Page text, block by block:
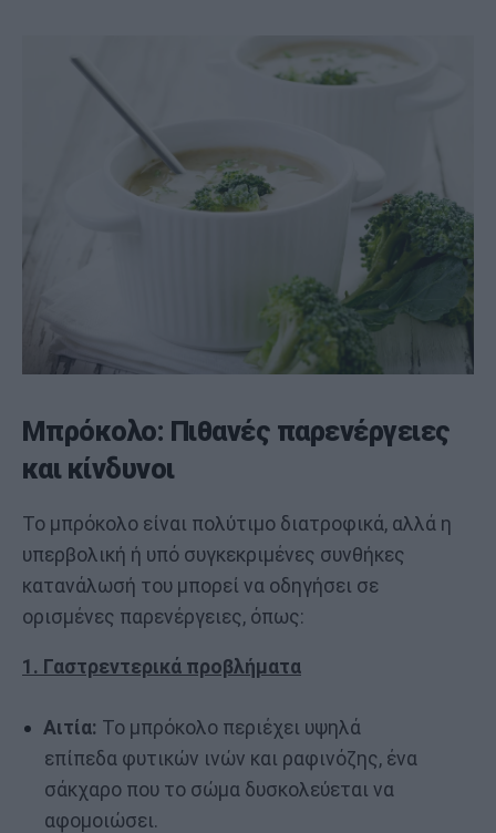
Μπρόκολο: Πιθανές παρενέργειες
και κίνδυνοι
Το μπρόκολο είναι πολύτιμο διατροφικά, αλλά η
υπερβολική ή υπό συγκεκριμένες συνθήκες
κατανάλωσή του μπορεί να οδηγήσει σε
ορισμένες παρενέργειες, όπως:
1. Γαστρεντερικά προβλήματα
Αιτία: Το μπρόκολο περιέχει υψηλά
επίπεδα φυτικών ινών και ραφινόζης, ένα
σάκχαρο που το σώμα δυσκολεύεται να
αφομοιώσει.